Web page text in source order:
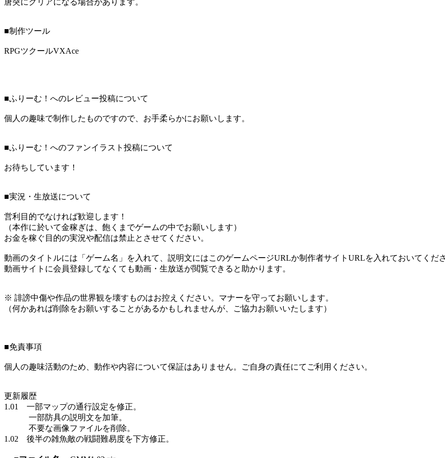
唐突にクリアになる場合があります。
■制作ツール
RPGツクールVXAce
■ふりーむ！へのレビュー投稿について
個人の趣味で制作したものですので、お手柔らかにお願いします。
■ふりーむ！へのファンイラスト投稿について
お待ちしています！
■実況・生放送について
営利目的でなければ歓迎します！
（本作に於いて金稼ぎは、飽くまでゲームの中でお願いします）
お金を稼ぐ目的の実況や配信は禁止とさせてください。
動画のタイトルには「ゲーム名」を入れて、説明文にはこのゲームページURLか制作者サイトURLを入れておいてくださ
動画サイトに会員登録してなくても動画・生放送が閲覧できると助かります。
※ 誹謗中傷や作品の世界観を壊すものはお控えください。マナーを守ってお願いします。
（何かあれば削除をお願いすることがあるかもしれませんが、ご協力お願いいたします）
■免責事項
個人の趣味活動のため、動作や内容について保証はありません。ご自身の責任にてご利用ください。
更新履歴
1.01 一部マップの通行設定を修正。
一部防具の説明文を加筆。
不要な画像ファイルを削除。
1.02 後半の雑魚敵の戦闘難易度を下方修正。